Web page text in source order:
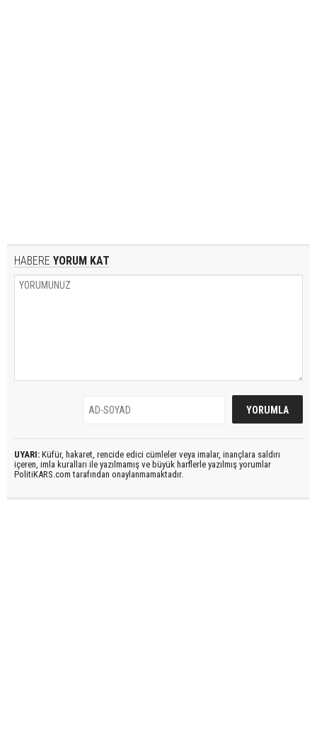
HABERE YORUM KAT
UYARI: Küfür, hakaret, rencide edici cümleler veya imalar, inançlara saldırı
içeren, imla kuralları ile yazılmamış ve büyük harflerle yazılmış yorumlar
PolitiKARS.com tarafından onaylanmamaktadır.